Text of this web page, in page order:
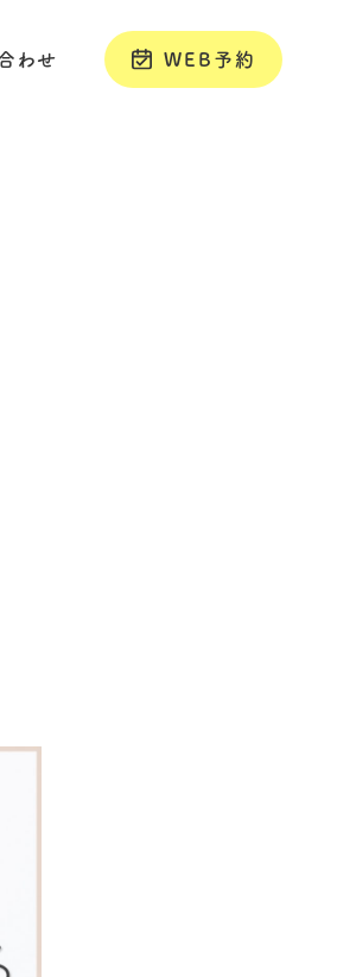
わせ WEB予約